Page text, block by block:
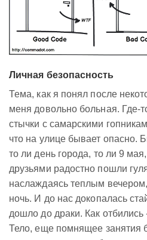
Личная безопасность
Тема, как я понял после
меня довольно больная. Где-
стычки с самарскими
что на улице бывает опасно.
то ли день города, то ли 9
друзьями радостно пошли
наслаждаясь теплым
ночь. И до нас докопалась
дошло до драки. Как
Тело, еще помнящее занятия